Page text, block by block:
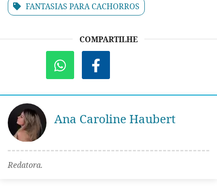
FANTASIAS PARA CACHORROS
COMPARTILHE
Ana Caroline Haubert
Redatora.